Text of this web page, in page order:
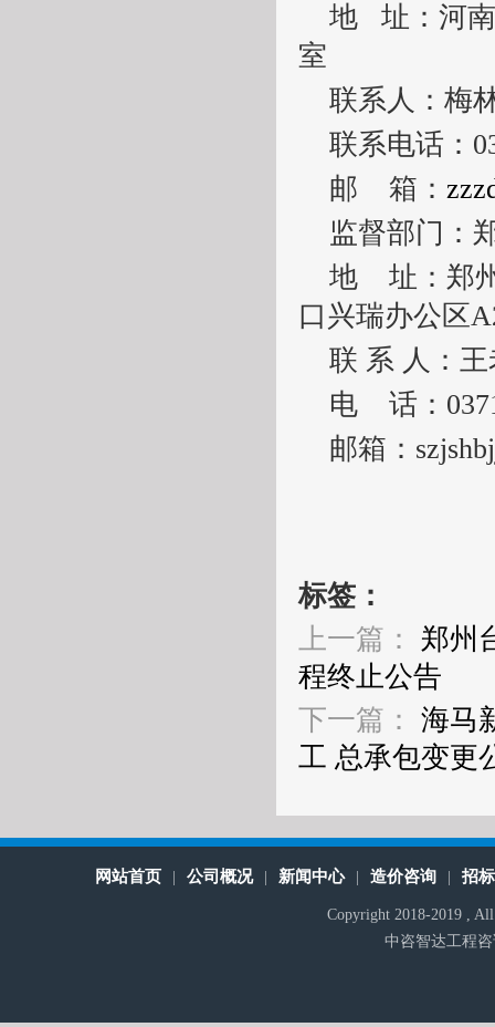
地
址：河
室
联系人：梅
联系电话：
邮
箱：
监督部门：
地
址：郑
口兴瑞办公区
联 系 人：
电
话：
邮箱：
标签：
上一篇： 郑州
程终止公告
下一篇： 海马
工 总承包变更
网站首页 公司概况 新闻中心 造价咨询 招
Copyright 2018-2019 ,
中咨智达工程